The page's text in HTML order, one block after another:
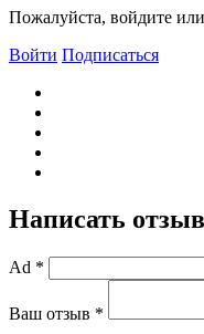
Пожалуйста, войдите
Войти Подписаться
Написать отзыв
Ad *
Ваш отзыв *